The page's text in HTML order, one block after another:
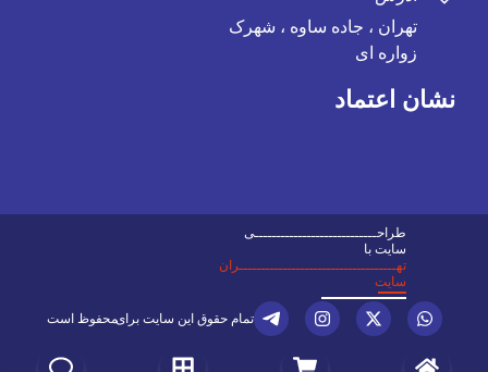
تهران ، جاده ساوه ، شهرک
زواره ای
نشان اعتماد
طراحــــــــــــــــــــــــــــی
سایت با
تهــــــــــــــــــــــــــــــــــــران
سایت
تمام حقوق این سایت برایمحفوظ است